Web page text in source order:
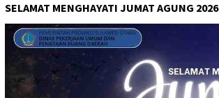
SELAMAT MENGHAYATI JUMAT AGUNG 2026